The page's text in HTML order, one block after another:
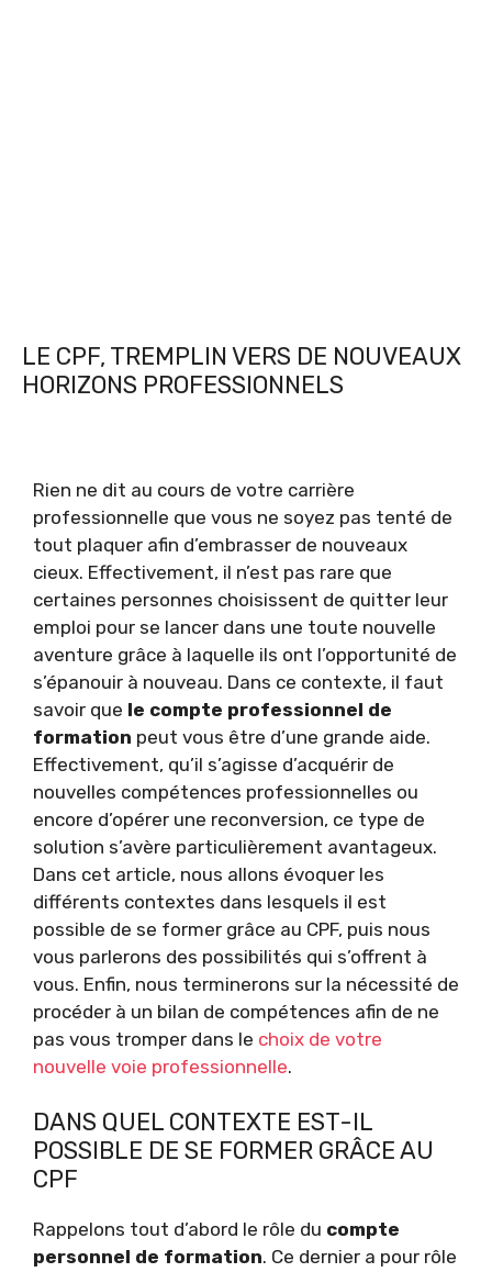
LE CPF, TREMPLIN VERS DE NOUVEAUX
HORIZONS PROFESSIONNELS
Rien ne dit au cours de votre carrière
professionnelle que vous ne soyez pas tenté de
tout plaquer afin d’embrasser de nouveaux
cieux. Effectivement, il n’est pas rare que
certaines personnes choisissent de quitter leur
emploi pour se lancer dans une toute nouvelle
aventure grâce à laquelle ils ont l’opportunité de
s’épanouir à nouveau. Dans ce contexte, il faut
savoir que le compte professionnel de
formation peut vous être d’une grande aide.
Effectivement, qu’il s’agisse d’acquérir de
nouvelles compétences professionnelles ou
encore d’opérer une reconversion, ce type de
solution s’avère particulièrement avantageux.
Dans cet article, nous allons évoquer les
différents contextes dans lesquels il est
possible de se former grâce au CPF, puis nous
vous parlerons des possibilités qui s’offrent à
vous. Enfin, nous terminerons sur la nécessité de
procéder à un bilan de compétences afin de ne
pas vous tromper dans le choix de votre
nouvelle voie professionnelle.
DANS QUEL CONTEXTE EST-IL
POSSIBLE DE SE FORMER GRÂCE AU
CPF
Rappelons tout d’abord le rôle du compte
personnel de formation. Ce dernier a pour rôle